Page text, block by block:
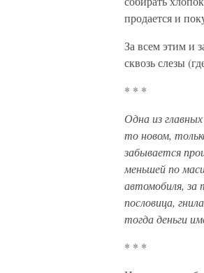
продается и
За всем этим и
сквозь слезы
* * *
Одна из
то новом,
забывается
меньшей по
автомобиля, за
пословица,
тогда деньги
* * *